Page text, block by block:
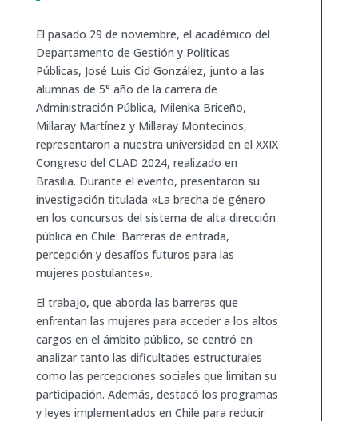
El pasado 29 de noviembre, el académico del
Departamento de Gestión y Políticas
Públicas, José Luis Cid González, junto a las
alumnas de 5° año de la carrera de
Administración Pública, Milenka Briceño,
Millaray Martínez y Millaray Montecinos,
representaron a nuestra universidad en el XXIX
Congreso del CLAD 2024, realizado en
Brasilia. Durante el evento, presentaron su
investigación titulada «La brecha de género
en los concursos del sistema de alta dirección
pública en Chile: Barreras de entrada,
percepción y desafíos futuros para las
mujeres postulantes».
El trabajo, que aborda las barreras que
enfrentan las mujeres para acceder a los altos
cargos en el ámbito público, se centró en
analizar tanto las dificultades estructurales
como las percepciones sociales que limitan su
participación. Además, destacó los programas
y leyes implementados en Chile para reducir